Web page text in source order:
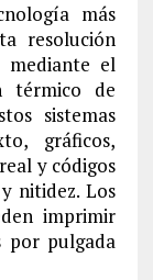
más
resolución
mediante el
térmico de
sistemas
gráficos,
y códigos
nitidez. Los
imprimir
por pulgada